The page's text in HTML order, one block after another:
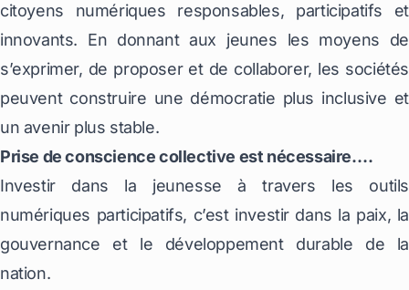
citoyens numériques responsables, participatifs et
innovants. En donnant aux jeunes les moyens de
s’exprimer, de proposer et de collaborer, les sociétés
peuvent construire une démocratie plus inclusive et
un avenir plus stable.
Prise de conscience collective est nécessaire….
Investir dans la jeunesse à travers les outils
numériques participatifs, c’est investir dans la paix, la
gouvernance et le développement durable de la
nation.